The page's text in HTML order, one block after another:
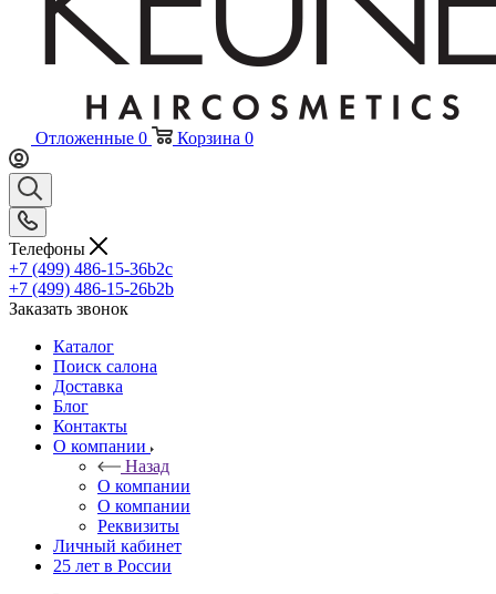
Отложенные 0 Корзина 0
Телефоны
+7 (499) 486-15-36b2c
+7 (499) 486-15-26b2b
Заказать звонок
Каталог
Поиск салона
Доставка
Блог
Контакты
О компании
Назад
О компании
О компании
Реквизиты
Личный кабинет
25 лет в России